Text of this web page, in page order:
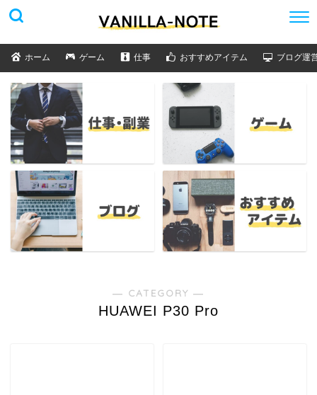
ホーム ゲーム 仕事 おすすめアイテム ブログ運
― CATEGORY ―
HUAWEI P30 Pro